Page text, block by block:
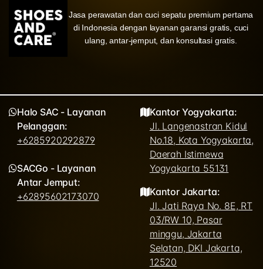
Jasa perawatan dan cuci sepatu premium pertama
di Indonesia dengan layanan garansi gratis, cuci
ulang, antar-jemput, dan konsultasi gratis.
Halo SAC - Layanan
Pelanggan:
+6285920292879
SACGo - Layanan
Antar Jemput:
+62895602173070
Kantor Yogyakarta:
Jl. Langenastran Kidul
No.18, Kota Yogyakarta,
Daerah Istimewa
Yogyakarta 55131
Kantor Jakarta:
Jl. Jati Raya No. 8E, RT
03/RW 10, Pasar
minggu, Jakarta
Selatan, DKI Jakarta,
12520